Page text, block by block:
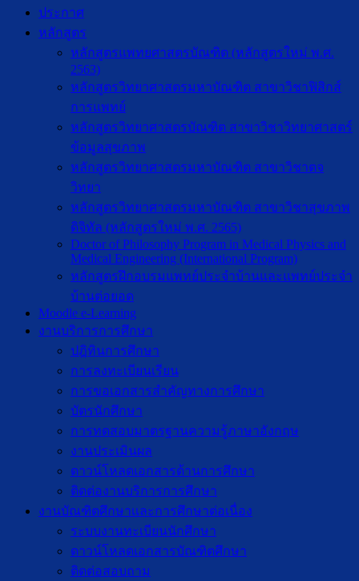
ประกาศ
หลักสูตร
หลักสูตรแพทยศาสตรบัณฑิต (หลักสูตรใหม่ พ.ศ.
2563)
หลักสูตรวิทยาศาสตรมหาบัณฑิต สาขาวิชาฟิสิกส์
การแพทย์
หลักสูตรวิทยาศาสตรบัณฑิต สาขาวิชาวิทยาศาสตร์
ข้อมูลสุขภาพ
หลักสูตรวิทยาศาสตรมหาบัณฑิต สาขาวิชาตจ
วิทยา
หลักสูตรวิทยาศาสตรมหาบัณฑิต สาขาวิชาสุขภาพ
ดิจิทัล (หลักสูตรใหม่ พ.ศ. 2565)
Doctor of Philosophy Program in Medical Physics and
Medical Engineering (International Program)
หลักสูตรฝึกอบรมแพทย์ประจำบ้านและแพทย์ประจำ
บ้านต่อยอด
Moodle e-Learning
งานบริการการศึกษา
ปฎิทินการศึกษา
การลงทะเบียนเรียน
การขอเอกสารสำคัญทางการศึกษา
บัตรนักศึกษา
การทดสอบมาตรฐานความรู้ภาษาอังกฤษ
งานประเมินผล
ดาวน์โหลดเอกสารด้านการศึกษา
ติดต่องานบริการการศึกษา
งานบัณฑิตศึกษาเเละการศึกษาต่อเนื่อง
ระบบงานทะเบียนนักศึกษา
ดาวน์โหลดเอกสารบัณฑิตศึกษา
ติดต่อสอบถาม